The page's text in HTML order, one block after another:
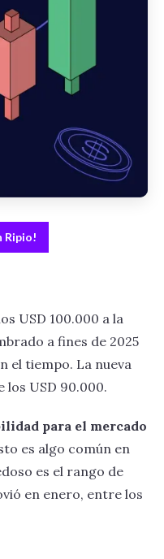
Ripio!
USD 100.000 a la
a fines de 2025
el tiempo. La nueva
los USD 90.000.
para el mercado
es algo común en
es el rango de
en enero, entre los